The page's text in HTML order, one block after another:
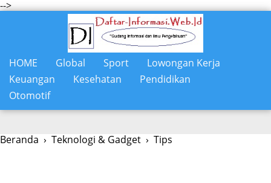
-->
HOME Global Sport
Lowongan Kerja
Keuangan
Kesehatan
Pendidikan
Otomotif
Beranda › Teknologi & Gadget › Tips